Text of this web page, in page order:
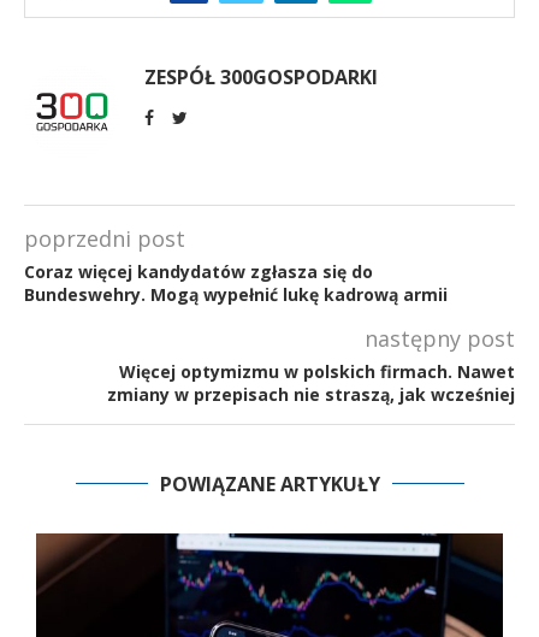
ZESPÓŁ 300GOSPODARKI
poprzedni post
Coraz więcej kandydatów zgłasza się do
Bundeswehry. Mogą wypełnić lukę kadrową armii
następny post
Więcej optymizmu w polskich firmach. Nawet
zmiany w przepisach nie straszą, jak wcześniej
POWIĄZANE ARTYKUŁY